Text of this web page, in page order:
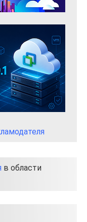
в области